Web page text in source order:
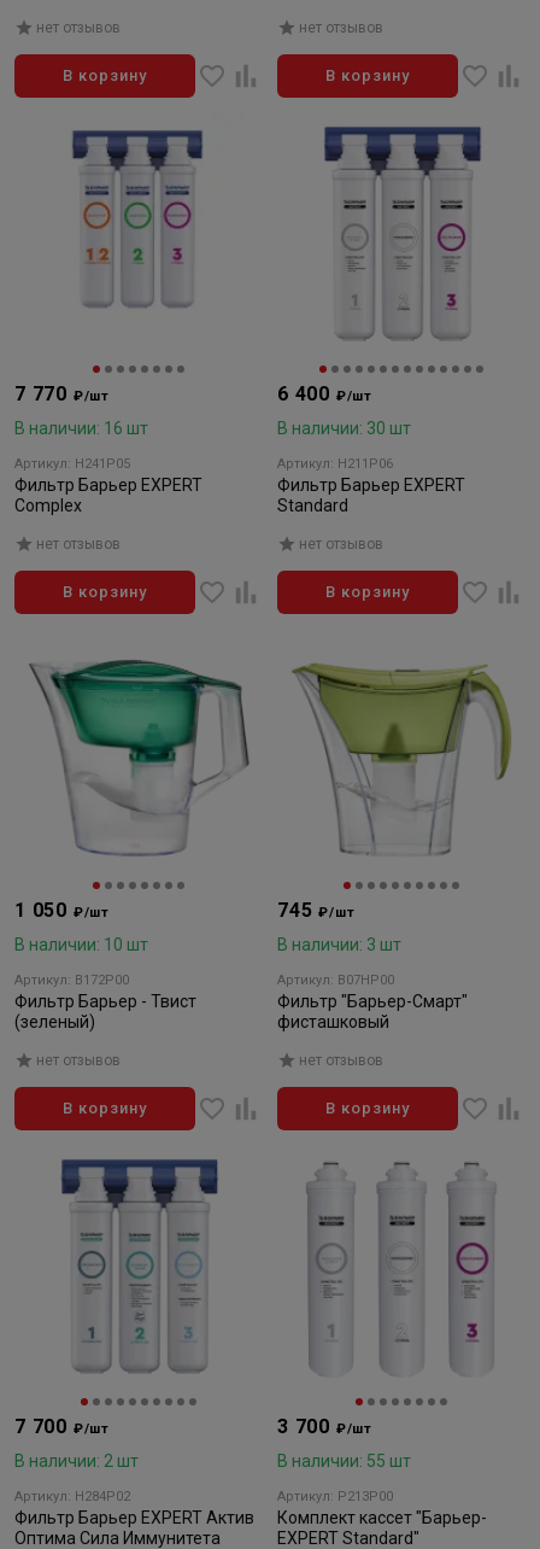
нет отзывов
В корзину
нет отзывов
В корзину
7 770 ₽/шт
В наличии: 16 шт
Артикул: Н241Р05
Фильтр Барьер EXPERT
Complex
нет отзывов
В корзину
6 400 ₽/шт
В наличии: 30 шт
Артикул: Н211Р06
Фильтр Барьер EXPERT
Standard
нет отзывов
В корзину
1 050 ₽/шт
В наличии: 10 шт
Артикул: В172Р00
Фильтр Барьер - Твист
(зеленый)
нет отзывов
В корзину
745₽/шт
В наличии: 3 шт
Артикул: В07НР00
Фильтр "Барьер-Смарт"
фисташковый
нет отзывов
В корзину
7 700 ₽/шт
В наличии: 2 шт
Артикул: Н284Р02
Фильтр Барьер EXPERT Актив
Оптима Сила Иммунитета
3 700 ₽/шт
В наличии: 55 шт
Артикул: Р213Р00
Комплект кассет "Барьер-
EXPERT Standard"